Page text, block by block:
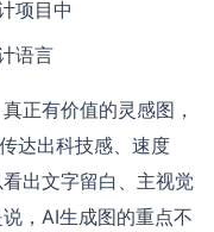
项目中
语言
正有价值的灵感图，
达出科技感、速度
出文字留白、主视觉
，AI生成图的重点不